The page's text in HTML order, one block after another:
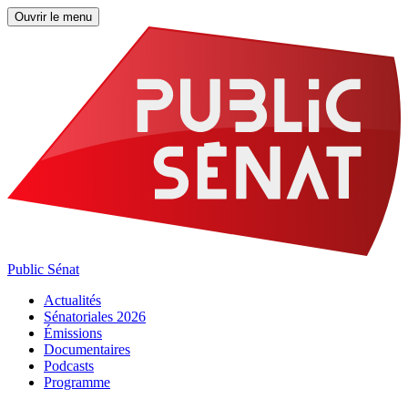
Ouvrir le menu
Public Sénat
Actualités
Sénatoriales 2026
Émissions
Documentaires
Podcasts
Programme